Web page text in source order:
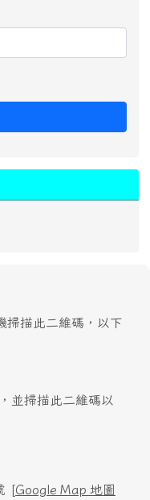
掃描此二維碼，以下
並掃描此二維碼以
[Google Map 地圖